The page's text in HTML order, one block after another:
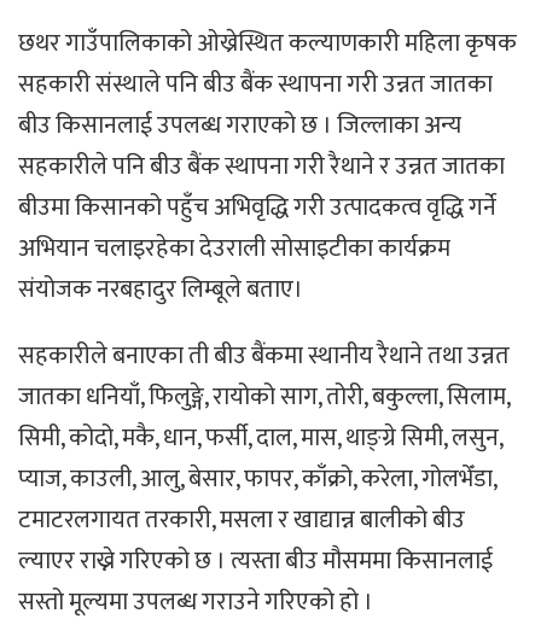
छथर गाउँपालिकाको ओख्रेस्थित कल्याणकारी महिला कृषक
सहकारी संस्थाले पनि बीउ बैंक स्थापना गरी उन्नत जातका
बीउ किसानलाई उपलब्ध गराएको छ । जिल्लाका अन्य
सहकारीले पनि बीउ बैंक स्थापना गरी रैथाने र उन्नत जातका
बीउमा किसानको पहुँच अभिवृद्धि गरी उत्पादकत्व वृद्धि गर्ने
अभियान चलाइरहेका देउराली सोसाइटीका कार्यक्रम
संयोजक नरबहादुर लिम्बूले बताए।
सहकारीले बनाएका ती बीउ बैंकमा स्थानीय रैथाने तथा उन्नत
जातका धनियाँ, फिलुङ्गे, रायोको साग, तोरी, बकुल्ला, सिलाम,
सिमी, कोदो, मकै, धान, फर्सी, दाल, मास, थाङ्ग्रे सिमी, लसुन,
प्याज, काउली, आलु, बेसार, फापर, काँक्रो, करेला, गोलभेँडा,
टमाटरलगायत तरकारी, मसला र खाद्यान्न बालीको बीउ
ल्याएर राख्ने गरिएको छ । त्यस्ता बीउ मौसममा किसानलाई
सस्तो मूल्यमा उपलब्ध गराउने गरिएको हो ।